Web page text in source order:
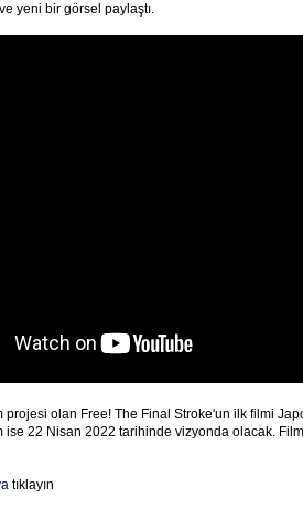
yeni bir görsel paylaştı.
projesi olan Free! The Final Stroke'un ilk filmi
ise 22 Nisan 2022 tarihinde vizyonda olacak.
tıklayın